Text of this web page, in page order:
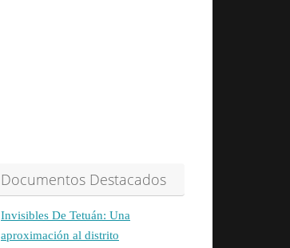
Documentos Destacados
Invisibles De Tetuán: Una
aproximación al distrito